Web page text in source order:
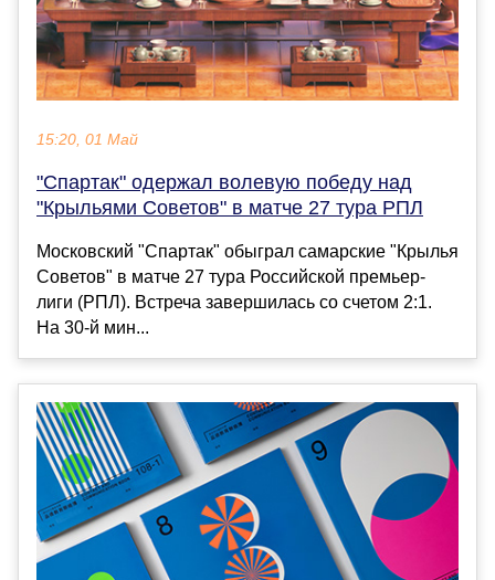
15:20, 01 Май
"Спартак" одержал волевую победу над
"Крыльями Советов" в матче 27 тура РПЛ
Московский "Спартак" обыграл самарские "Крылья
Советов" в матче 27 тура Российской премьер-
лиги (РПЛ). Встреча завершилась со счетом 2:1.
На 30-й мин...